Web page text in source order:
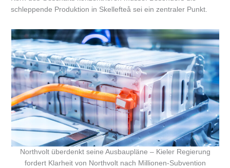
schleppende Produktion in Skellefteå sei ein zentraler Punkt.
Northvolt überdenkt seine Ausbaupläne – Kieler Regierung
fordert Klarheit von Northvolt nach Millionen-Subvention